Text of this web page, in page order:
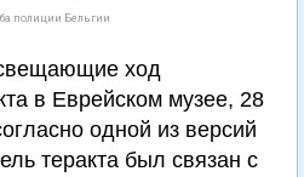
полиции Бельгии
ход
в Еврейском музее, 28
одной из версий
теракта был связан с